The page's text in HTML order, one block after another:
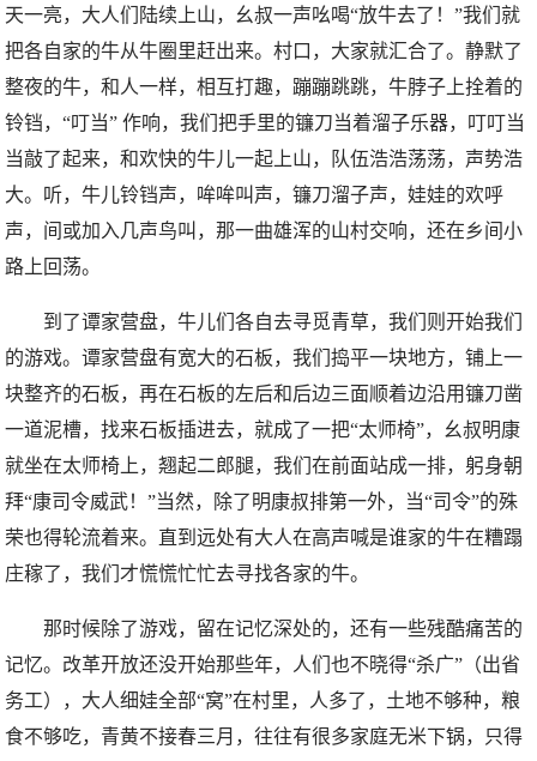
天一亮，大人们陆续上山，幺叔一声吆喝“放牛去了！”我们就
把各自家的牛从牛圈里赶出来。村口，大家就汇合了。静默了
整夜的牛，和人一样，相互打趣，蹦蹦跳跳，牛脖子上拴着的
铃铛，“叮当” 作响，我们把手里的镰刀当着溜子乐器，叮叮当
当敲了起来，和欢快的牛儿一起上山，队伍浩浩荡荡，声势浩
大。听，牛儿铃铛声，哞哞叫声，镰刀溜子声，娃娃的欢呼
声，间或加入几声鸟叫，那一曲雄浑的山村交响，还在乡间小
路上回荡。
到了谭家营盘，牛儿们各自去寻觅青草，我们则开始我们
的游戏。谭家营盘有宽大的石板，我们捣平一块地方，铺上一
块整齐的石板，再在石板的左后和后边三面顺着边沿用镰刀凿
一道泥槽，找来石板插进去，就成了一把“太师椅”，幺叔明康
就坐在太师椅上，翘起二郎腿，我们在前面站成一排，躬身朝
拜“康司令威武！”当然，除了明康叔排第一外，当“司令”的殊
荣也得轮流着来。直到远处有大人在高声喊是谁家的牛在糟蹋
庄稼了，我们才慌慌忙忙去寻找各家的牛。
那时候除了游戏，留在记忆深处的，还有一些残酷痛苦的
记忆。改革开放还没开始那些年，人们也不晓得“杀广”（出省
务工），大人细娃全部“窝”在村里，人多了，土地不够种，粮
食不够吃，青黄不接春三月，往往有很多家庭无米下锅，只得